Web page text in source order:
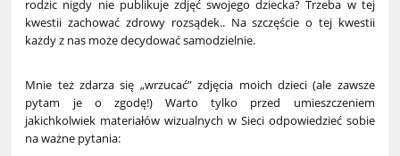
rodzic nigdy nie publikuje zdjęć swojego dziecka? Trzeba w tej
kwestii zachować zdrowy rozsądek.. Na szczęście o tej kwestii
każdy z nas może decydować samodzielnie.
Mnie też zdarza się „wrzucać” zdjęcia moich dzieci (ale zawsze
pytam je o zgodę!) Warto tylko przed umieszczeniem
jakichkolwiek materiałów wizualnych w Sieci odpowiedzieć sobie
na ważne pytania: